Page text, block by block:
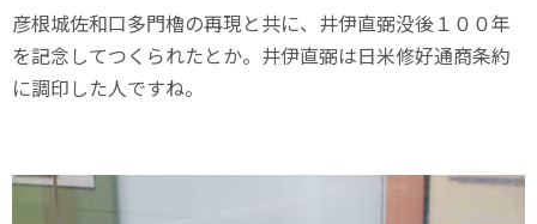
彦根城佐和口多門櫓の再現と共に、井伊直弼没後１００年
を記念してつくられたとか。井伊直弼は日米修好通商条約
に調印した人ですね。